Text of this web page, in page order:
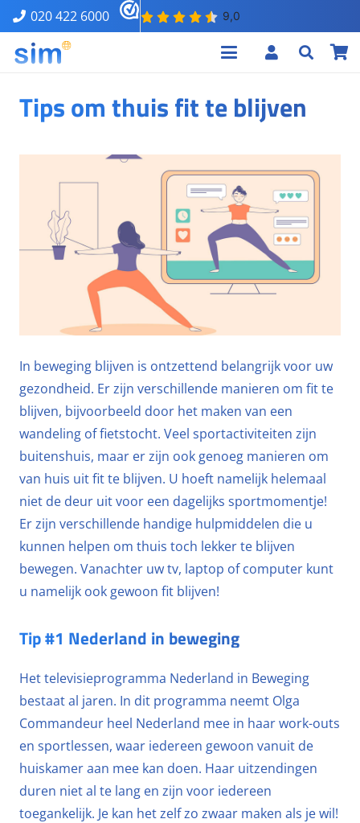
020 422 6000
Tips om thuis fit te blijven
In beweging blijven is ontzettend belangrijk voor uw
gezondheid. Er zijn verschillende manieren om fit te
blijven, bijvoorbeeld door het maken van een
wandeling of fietstocht. Veel sportactiviteiten zijn
buitenshuis, maar er zijn ook genoeg manieren om
van huis uit fit te blijven. U hoeft namelijk helemaal
niet de deur uit voor een dagelijks sportmomentje!
Er zijn verschillende handige hulpmiddelen die u
kunnen helpen om thuis toch lekker te blijven
bewegen. Vanachter uw tv, laptop of computer kunt
u namelijk ook gewoon fit blijven!
Tip #1 Nederland in beweging
Het televisieprogramma Nederland in Beweging
bestaat al jaren. In dit programma neemt Olga
Commandeur heel Nederland mee in haar work-outs
en sportlessen, waar iedereen gewoon vanuit de
huiskamer aan mee kan doen. Haar uitzendingen
duren niet al te lang en zijn voor iedereen
toegankelijk. Je kan het zelf zo zwaar maken als je wil!